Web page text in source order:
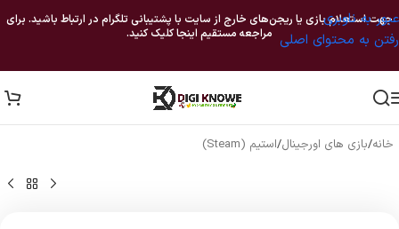
عبور به ناوبری
رفتن به محتوای اصلی
جهت استعلام بازی یا ریجن‌های خارج از سایت با پشتیبانی تلگرام در ارتباط باشید. برای
مراجعه مستقیم اینجا کلیک کنید.
خانه/بازی های اورجینال/استیم (Steam)